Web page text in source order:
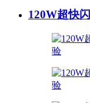
120W超快